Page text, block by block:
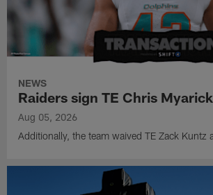
NEWS
Raiders sign TE Chris Myarick
Aug 05, 2026
Additionally, the team waived TE Zack Kuntz